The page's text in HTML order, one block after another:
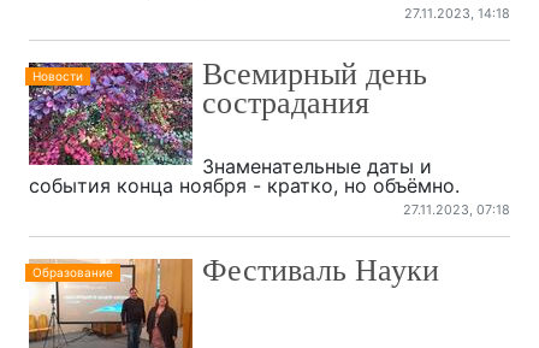
27.11.2023, 14:18
Новости
Всемирный день
сострадания
Знаменательные даты и
события конца ноября - кратко, но объёмно.
27.11.2023, 07:18
Образование Фестиваль Науки